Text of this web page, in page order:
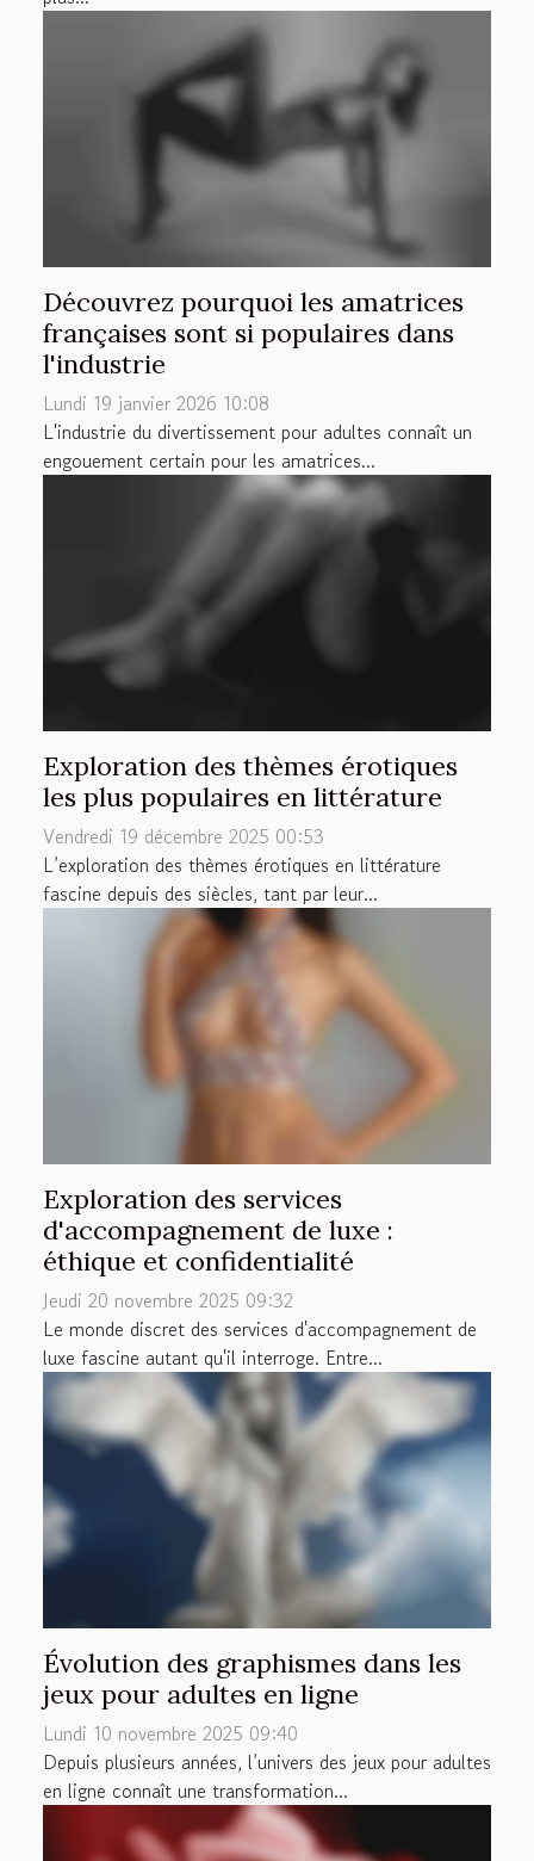
Découvrez pourquoi les amatrices
françaises sont si populaires dans
l'industrie
Lundi 19 janvier 2026 10:08
L'industrie du divertissement pour adultes connaît un
engouement certain pour les amatrices...
Exploration des thèmes érotiques
les plus populaires en littérature
Vendredi 19 décembre 2025 00:53
L’exploration des thèmes érotiques en littérature
fascine depuis des siècles, tant par leur...
Exploration des services
d'accompagnement de luxe :
éthique et confidentialité
Jeudi 20 novembre 2025 09:32
Le monde discret des services d'accompagnement de
luxe fascine autant qu'il interroge. Entre...
Évolution des graphismes dans les
jeux pour adultes en ligne
Lundi 10 novembre 2025 09:40
Depuis plusieurs années, l’univers des jeux pour adultes
en ligne connaît une transformation...